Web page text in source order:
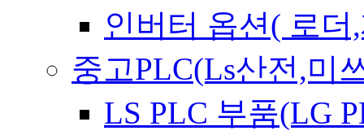
인버터 옵션( 로
중고PLC(Ls산전,미
LS PLC 부품(LG